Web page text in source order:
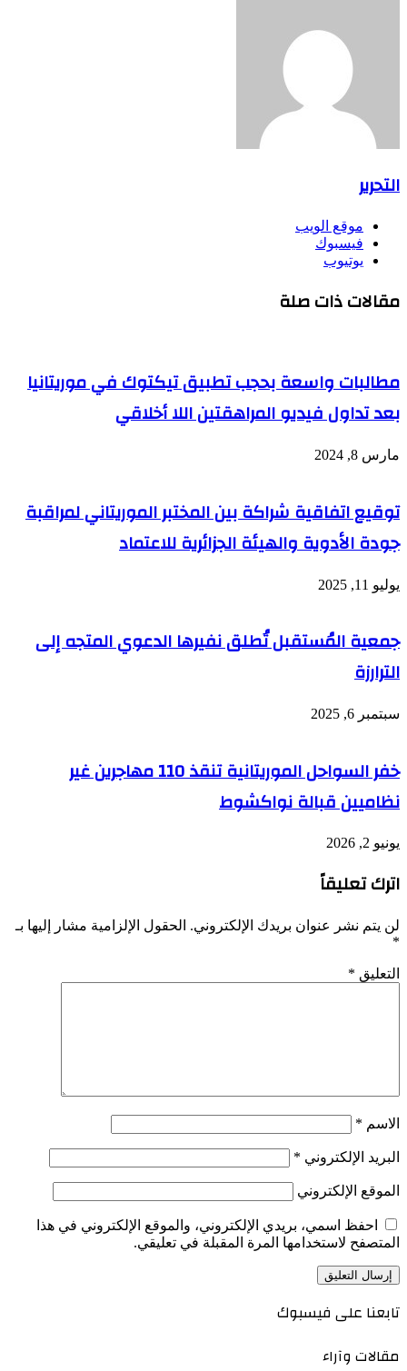
التحرير
موقع الويب
فيسبوك
يوتيوب
مقالات ذات صلة
مطالبات واسعة بحجب تطبيق تيكتوك في موريتانيا
بعد تداول فيديو المراهقتين اللا أخلاقي
مارس 8, 2024
توقيع اتفاقية شراكة بين المختبر الموريتاني لمراقبة
جودة الأدوية والهيئة الجزائرية للاعتماد
يوليو 11, 2025
جمعية المُستقبل تُطلق نفيرها الدعوي المتجه إلى
الترارزة
سبتمبر 6, 2025
خفر السواحل الموريتانية تنقذ 110 مهاجرين غير
نظاميين قبالة نواكشوط
يونيو 2, 2026
اترك تعليقاً
لن يتم نشر عنوان بريدك الإلكتروني. الحقول الإلزامية مشار إليها بـ
*
التعليق *
الاسم *
البريد الإلكتروني *
الموقع الإلكتروني
احفظ اسمي، بريدي الإلكتروني، والموقع الإلكتروني في هذا
المتصفح لاستخدامها المرة المقبلة في تعليقي.
تابعنا على فيسبوك
مقالات وآراء